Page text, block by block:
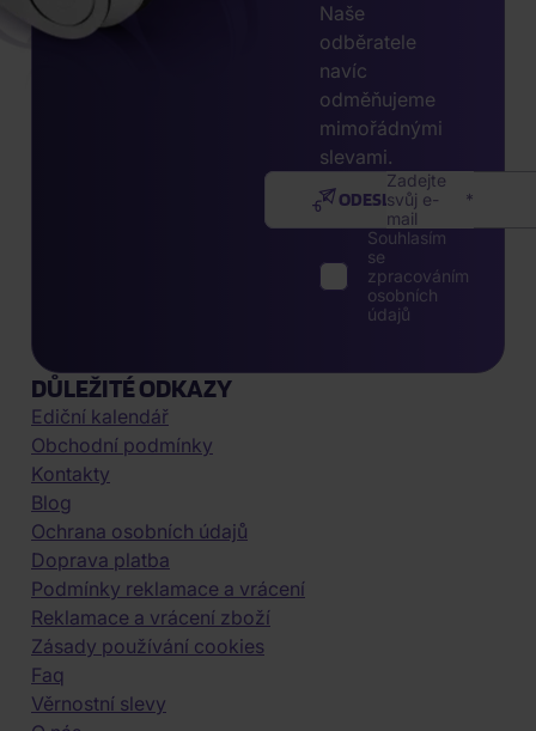
Naše
odběratele
navíc
odměňujeme
mimořádnými
slevami.
Zadejte
svůj e-
mail
ODESLAT
Souhlasím
se
zpracováním
osobních
údajů
DŮLEŽITÉ ODKAZY
Ediční kalendář
Obchodní podmínky
Kontakty
Blog
Ochrana osobních údajů
Doprava platba
Podmínky reklamace a vrácení
Reklamace a vrácení zboží
Zásady používání cookies
Faq
Věrnostní slevy